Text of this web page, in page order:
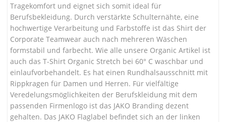
Tragekomfort und eignet sich somit ideal für
Berufsbekleidung. Durch verstärkte Schulternähte, eine
hochwertige Verarbeitung und Farbstoffe ist das Shirt der
Corporate Teamwear auch nach mehreren Wäschen
formstabil und farbecht. Wie alle unsere Organic Artikel ist
auch das T-Shirt Organic Stretch bei 60° C waschbar und
einlaufvorbehandelt. Es hat einen Rundhalsausschnitt mit
Rippkragen für Damen und Herren. Für vielfältige
Veredelungsmöglichkeiten der Berufskleidung mit dem
passenden Firmenlogo ist das JAKO Branding dezent
gehalten. Das JAKO Flaglabel befindet sich an der linken